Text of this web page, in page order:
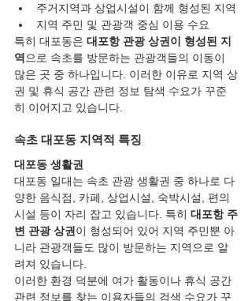
주거지역과 상업시설이 함께 형성된 지역
지역 주민 및 관광객 중심 이용 수요
특히 대포동은 대포항 관광 상권이 형성된 지
역 으로 속초를 방문하는 관광객들의 이동이
많은 곳 중 하나입니다. 이러한 이유로 지역 상
권 및 휴식 공간 관련 정보 탐색 수요가 꾸준
히 이어지고 있습니다.
속초 대포동 지역적 특징
대포동 생활권
대포동 일대는 속초 관광 생활권 중 하나로 다
양한 음식점, 카페, 상업시설, 숙박시설, 편의
시설 등이 자리 잡고 있습니다. 특히 대포항 주
변 관광 상권 이 형성되어 있어 지역 주민뿐 아
니라 관광객들도 많이 방문하는 지역으로 알
려져 있습니다.
이러한 환경 덕분에 여가 활동이나 휴식 공간
관련 정보를 찾는 이용자들의 검색 수요가 꾸